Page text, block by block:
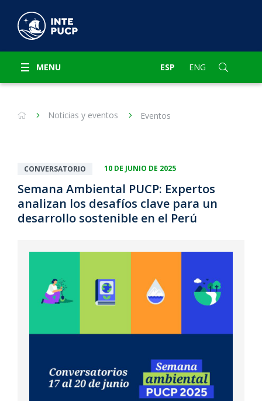
MENU ESP ENG
Noticias y eventos Eventos
CONVERSATORIO 10 DE JUNIO DE 2025
Semana Ambiental PUCP: Expertos
analizan los desafíos clave para un
desarrollo sostenible en el Perú